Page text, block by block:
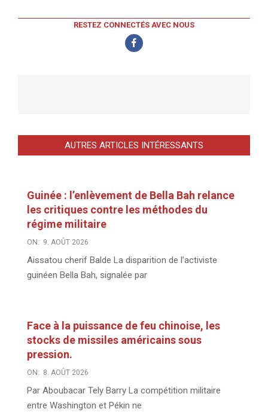
RESTEZ CONNECTÉS AVEC NOUS
AUTRES ARTICLES INTÉRESSANTS
Guinée : l’enlèvement de Bella Bah relance
les critiques contre les méthodes du
régime militaire
ON: 9. AOÛT 2026
Aissatou cherif Balde La disparition de l’activiste
guinéen Bella Bah, signalée par
Face à la puissance de feu chinoise, les
stocks de missiles américains sous
pression.
ON: 8. AOÛT 2026
Par Aboubacar Tely Barry La compétition militaire
entre Washington et Pékin ne